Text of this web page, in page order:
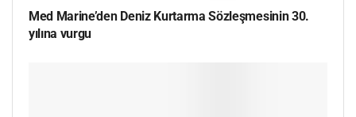
Med Marine’den Deniz Kurtarma Sözleşmesinin 30.
yılına vurgu